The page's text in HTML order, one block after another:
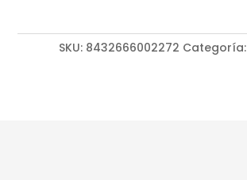
227
SKU: 8432666002272 Categoría: